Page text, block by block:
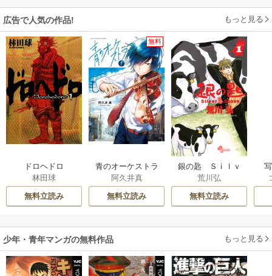
広告で人気の作品! もっと見る
ドロヘドロ
林田球
無料立読み
無料
青のオーケストラ
阿久井真
無料立読み
銀の匙 Ｓｉｌｖ
ｅｒ Ｓｐｏｏｎ
荒川弘
無料立読み
少年・青年マンガの無料作品 もっと見る